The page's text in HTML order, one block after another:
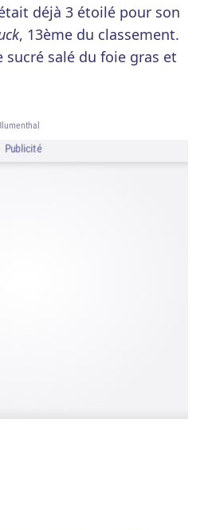
déjà 3 étoilé pour son
, 13ème du classement.
salé du foie gras et
Publicité